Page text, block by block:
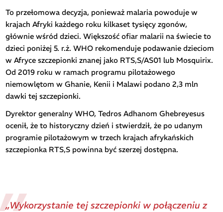
To przełomowa decyzja, ponieważ malaria powoduje w
krajach Afryki każdego roku kilkaset tysięcy zgonów,
głównie wśród dzieci. Większość ofiar malarii na świecie to
dzieci poniżej 5. r.ż. WHO rekomenduje podawanie dzieciom
w Afryce szczepionki znanej jako RTS,S/AS01 lub Mosquirix.
Od 2019 roku w ramach programu pilotażowego
niemowlętom w Ghanie, Kenii i Malawi podano 2,3 mln
dawki tej szczepionki.
Dyrektor generalny WHO, Tedros Adhanom Ghebreyesus
ocenił, że to historyczny dzień i stwierdził, że po udanym
programie pilotażowym w trzech krajach afrykańskich
szczepionka RTS,S powinna być szerzej dostępna.
„Wykorzystanie tej szczepionki w połączeniu z